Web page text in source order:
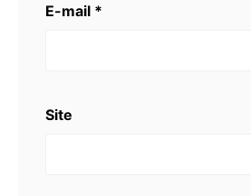
E-mail *
Site